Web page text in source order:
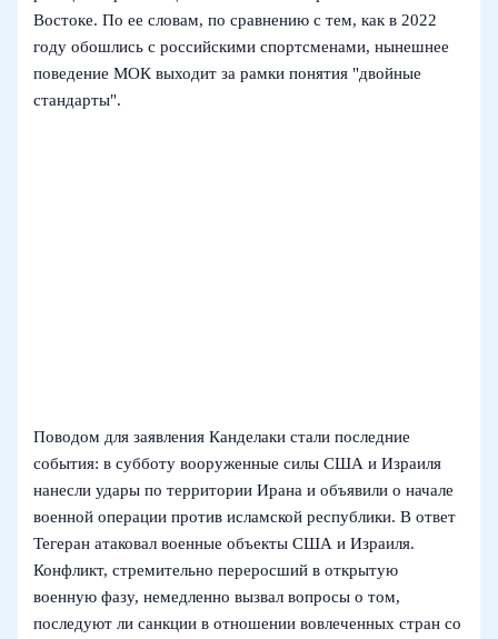
Востоке. По ее словам, по сравнению с тем, как в 2022
году обошлись с российскими спортсменами, нынешнее
поведение МОК выходит за рамки понятия "двойные
стандарты".
Поводом для заявления Канделаки стали последние
события: в субботу вооруженные силы США и Израиля
нанесли удары по территории Ирана и объявили о начале
военной операции против исламской республики. В ответ
Тегеран атаковал военные объекты США и Израиля.
Конфликт, стремительно переросший в открытую
военную фазу, немедленно вызвал вопросы о том,
последуют ли санкции в отношении вовлеченных стран со